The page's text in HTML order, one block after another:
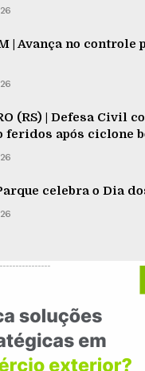
| Avança no controle
(RS) | Defesa Civil
feridos após ciclone
celebra o Dia